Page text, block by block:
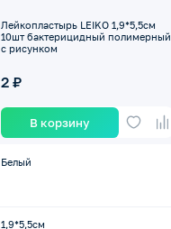
Лейкопластырь LEIKO 1,9*5,5см
10шт бактерицидный полимерный
с рисунком
2 ₽
В корзину
Белый
1,9*5,5см